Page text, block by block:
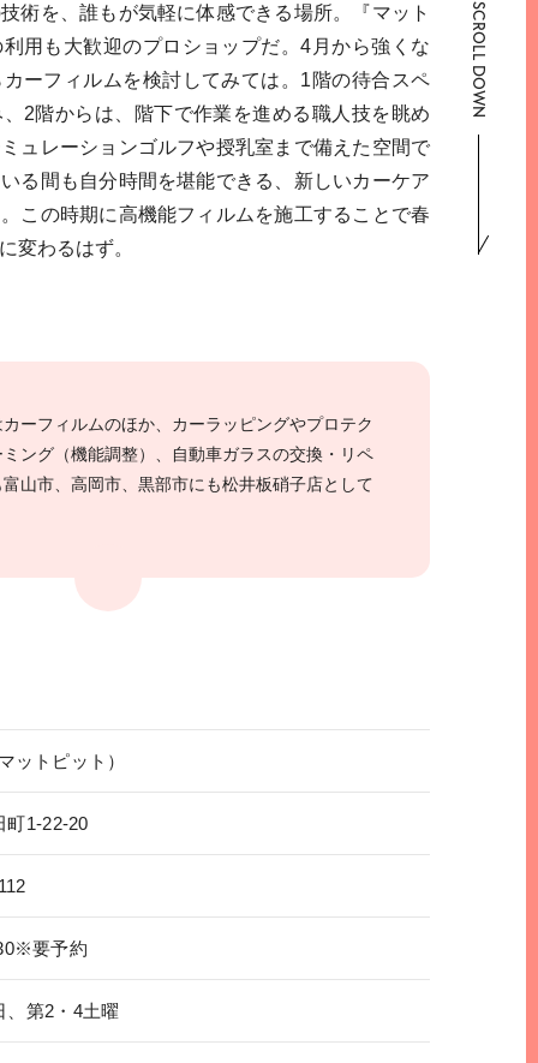
SCROLL DOWN
術を、誰もが気軽に体感できる場所。『マット
用も大歓迎のプロショップだ。4月から強くな
ーフィルムを検討してみては。1階の待合スペ
2階からは、階下で作業を進める職人技を眺め
ュレーションゴルフや授乳室まで備えた空間で
る間も自分時間を堪能できる、新しいカーケア
この時期に高機能フィルムを施工することで春
変わるはず。
カーフィルムのほか、カーラッピングやプロテク
ング（機能調整）、自動車ガラスの交換・リペ
山市、高岡市、黒部市にも松井板硝子店として
ットピット）
町1-22-20
要予約
、第2・4土曜